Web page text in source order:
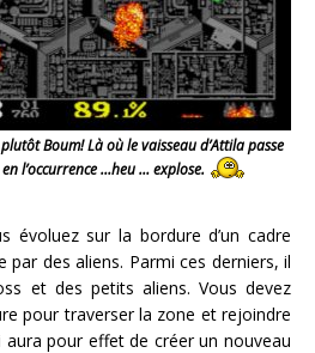
Boum! Là où le vaisseau d’Attila passe
l’occurrence …heu … explose.
évoluez sur la bordure d’un cadre
des aliens. Parmi ces derniers, il
et des petits aliens. Vous devez
pour traverser la zone et rejoindre
pour effet de créer un nouveau